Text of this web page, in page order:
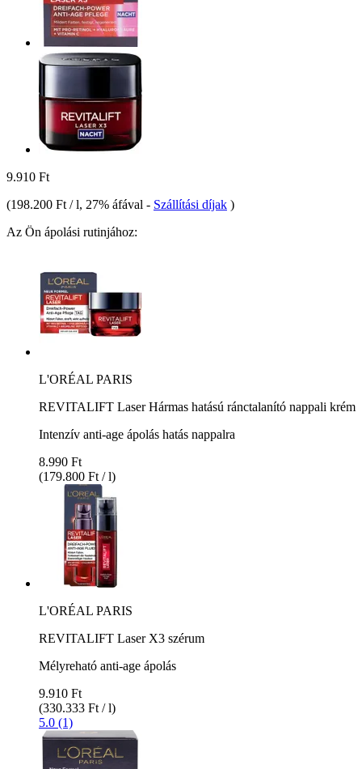
9.910 Ft
(198.200 Ft / l, 27% áfával - Szállítási díjak )
Az Ön ápolási rutinjához:
L'ORÉAL PARIS
REVITALIFT Laser Hármas hatású ránctalanító nappali krém
Intenzív anti-age ápolás hatás nappalra
8.990 Ft
(179.800 Ft / l)
L'ORÉAL PARIS
REVITALIFT Laser X3 szérum
Mélyreható anti-age ápolás
9.910 Ft
(330.333 Ft / l)
5.0 (1)